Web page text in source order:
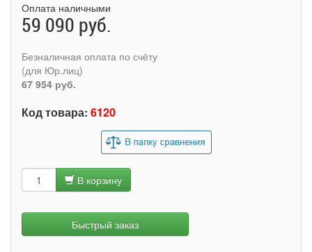
Оплата наличными
59 090 руб.
Безналичная оплата по счёту
(для Юр.лиц)
67 954 руб.
Код товара: 6120
В корзину
Быстрый заказ